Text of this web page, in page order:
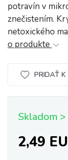
potravín v
znečistením.
netoxického
o produkte
PRIDAŤ K
Skladom
2,49